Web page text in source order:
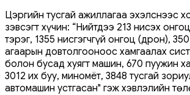
Цэргийн тусгай ажиллагаа эхэлснээс
зэвсэгт хүчин: “Нийтдээ 213 нисэх
тэрэг, 1355 нисгэгчгүй онгоц (дрон),
агаарын довтолгооноос хамгаалах
болон бусад хуягт машин, 670 пуужин
3012 их буу, миномёт, 3848 тусгай
автомашин устгасан" гэж хэвлэлийн